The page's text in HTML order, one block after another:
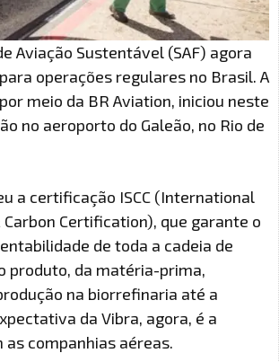
Aviação Sustentável (SAF) agora
operações regulares no Brasil. A
meio da BR Aviation, iniciou neste
no aeroporto do Galeão, no Rio de
a certificação ISCC (International
Certification), que garante o
de toda a cadeia de
produto, da matéria-prima,
na biorrefinaria até a
da Vibra, agora, é a
as companhias aéreas.